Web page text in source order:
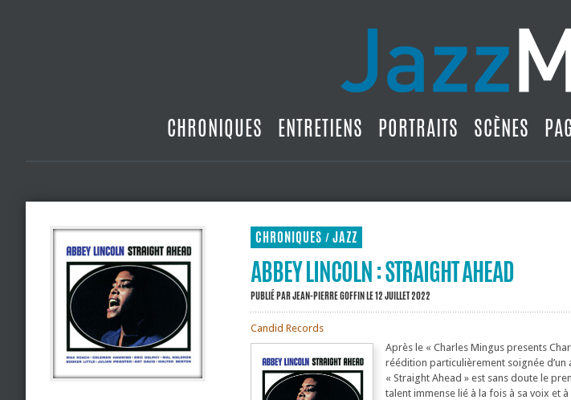
CHRONIQUES ENTRETIENS PORTRAITS SCÈNES
CHRONIQUES / JAZZ
ABBEY LINCOLN : STRAIGHT AHEAD
PUBLIÉ PARJEAN-PIERRE GOFFINLE 12 JUILLET 2022
Candid Records
Après le « Charles Mingus presents
réédition particulièrement soignée
« Straight Ahead » est sans doute le
talent immense lié à la fois à sa voix et